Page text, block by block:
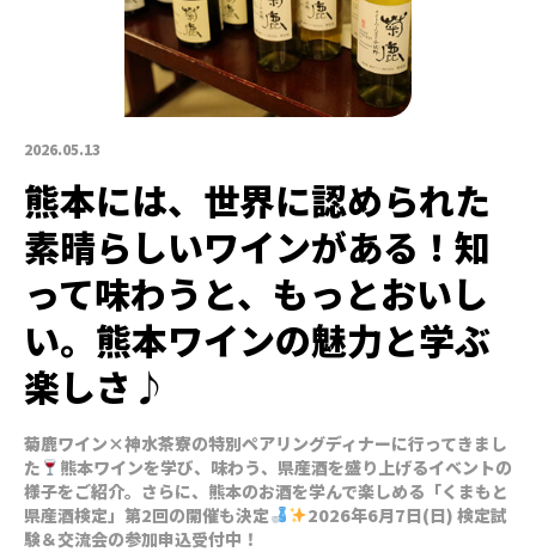
2026.05.13
熊本には、世界に認められた
素晴らしいワインがある！知
って味わうと、もっとおいし
い。熊本ワインの魅力と学ぶ
楽しさ♪
菊鹿ワイン×神水茶寮の特別ペアリングディナーに行ってきまし
た
熊本ワインを学び、味わう、県産酒を盛り上げるイベントの
様子をご紹介。さらに、熊本のお酒を学んで楽しめる「くまもと
県産酒検定」第2回の開催も決定
2026年6月7日(日) 検定試
験＆交流会の参加申込受付中！